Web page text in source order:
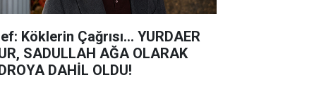
Köklerin Çağrısı... YURDAER
SADULLAH AĞA OLARAK
DAHİL OLDU!